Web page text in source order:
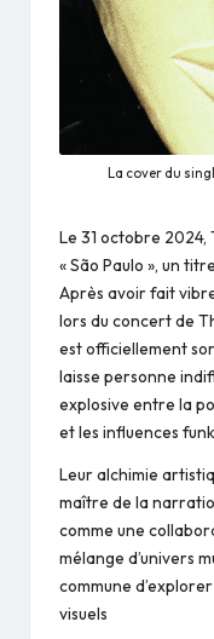
La cover du
Le 31 octobre
« São Paulo », un
Après avoir fait
lors du concert de
est officiellement
laisse personne
explosive entre la
et les influences
Leur alchimie
maître de la
comme une
mélange d’univers
commune
visuels​